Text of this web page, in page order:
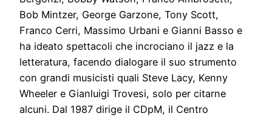
Bob Mintzer, George Garzone, Tony Scott,
Franco Cerri, Massimo Urbani e Gianni Basso e
ha ideato spettacoli che incrociano il jazz e la
letteratura, facendo dialogare il suo strumento
con grandi musicisti quali Steve Lacy, Kenny
Wheeler e Gianluigi Trovesi, solo per citarne
alcuni. Dal 1987 dirige il CDpM, il Centro